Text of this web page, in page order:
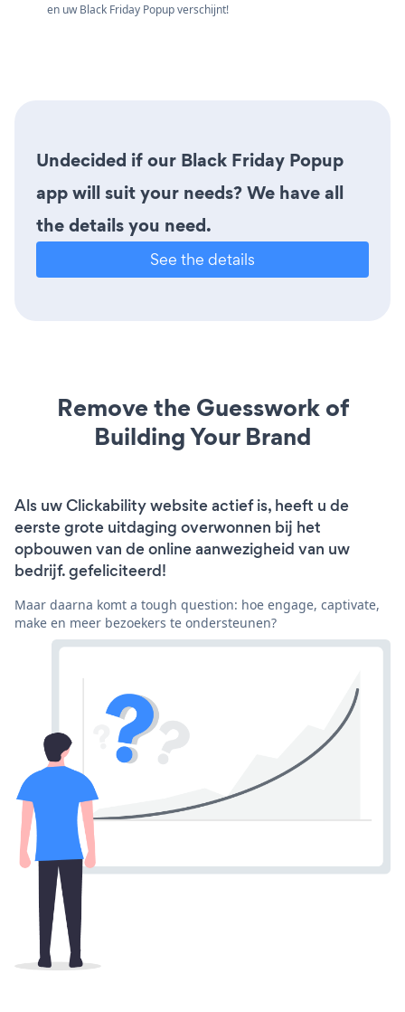
en uw Black Friday Popup verschijnt!
Undecided if our Black Friday Popup
app will suit your needs? We have all
the details you need.
See the details
Remove the Guesswork of
Building Your Brand
Als uw Clickability website actief is, heeft u de
eerste grote uitdaging overwonnen bij het
opbouwen van de online aanwezigheid van uw
bedrijf. gefeliciteerd!
Maar daarna komt a tough question: hoe engage, captivate,
make en meer bezoekers te ondersteunen?